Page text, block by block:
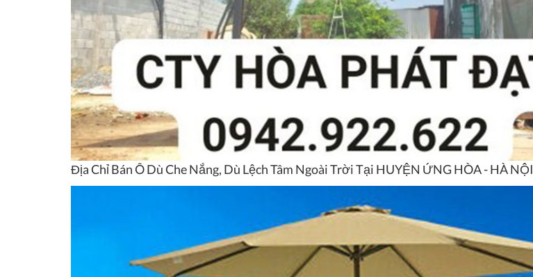
Địa Chỉ Bán Ô Dù Che Nắng, Dù Lệch Tâm Ngoài Trời Tại HUYỆN ỨNG HÒA - HÀ NỘI